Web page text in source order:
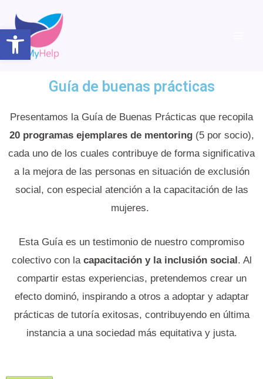
Open toolbar
Guía de buenas prácticas
Presentamos la Guía de Buenas Prácticas que recopila
20 programas ejemplares de mentoring(5 por socio),
cada uno de los cuales contribuye de forma significativa
a la mejora de las personas en situación de exclusión
social, con especial atención a la capacitación de las
mujeres.
Esta Guía es un testimonio de nuestro compromiso
colectivo con la capacitación y la inclusión social. Al
compartir estas experiencias, pretendemos crear un
efecto dominó, inspirando a otros a adoptar y adaptar
prácticas de tutoría exitosas, contribuyendo en última
instancia a una sociedad más equitativa y justa.